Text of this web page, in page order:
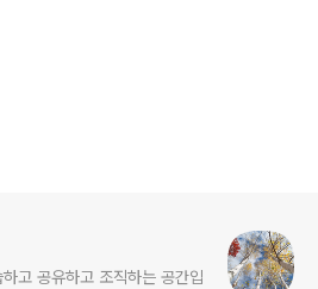
고 공유하고 조직하는 공간입